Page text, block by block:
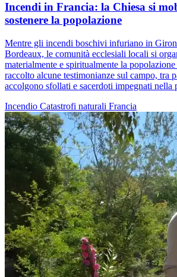
Incendi in Francia: la Chiesa si
sostenere la popolazione
Mentre gli incendi boschivi infuriano in
Bordeaux, le comunità ecclesiali locali si
materialmente e spiritualmente la
raccolto alcune testimonianze sul campo, tra
accolgono sfollati e sacerdoti impegnati nella
Incendio Catastrofi naturali Francia